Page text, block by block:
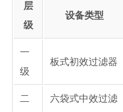
层
级
设备类型
一
级
板式初效过滤器
二
六袋式中效过滤